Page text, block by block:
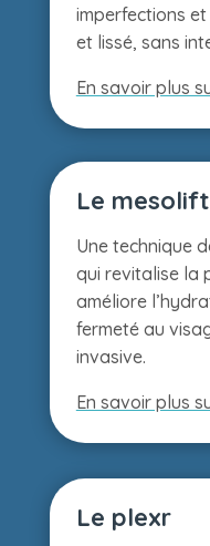
imperfections
et lissé, sans
En savoir plus
Le mesolift
Une technique
qui revitalise la
améliore
fermeté au
invasive.
En savoir plus
Le plexr